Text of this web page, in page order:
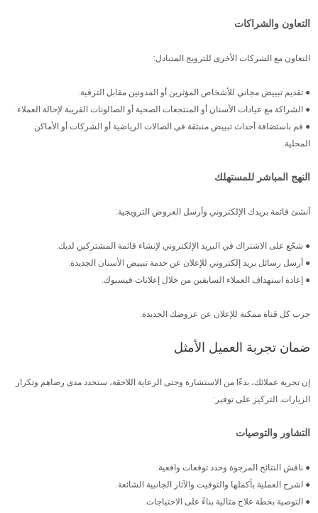
التعاون والشراكات
التعاون مع الشركات الأخرى للترويج المتبادل:
● تقديم تبييض مجاني للأشخاص المؤثرين أو المدونين مقابل الترقية.
● الشراكة مع عيادات الأسنان أو المنتجعات الصحية أو الصالونات القريبة لإحالة العملاء.
● قم باستضافة أحداث تبييض منبثقة في الصالات الرياضية أو الشركات أو الأماكن
المحلية.
النهج المباشر للمستهلك
أنشئ قائمة بريدك الإلكتروني وأرسل العروض الترويجية:
● شجّع على الاشتراك في البريد الإلكتروني لإنشاء قائمة المشتركين لديك.
● أرسل رسائل بريد إلكتروني للإعلان عن خدمة تبييض الأسنان الجديدة.
● إعادة استهداف العملاء السابقين من خلال إعلانات فيسبوك.
جرب كل قناة ممكنة للإعلان عن عروضك الجديدة.
ضمان تجربة العميل الأمثل
إن تجربة عملائك، بدءًا من الاستشارة وحتى الرعاية اللاحقة، ستحدد مدى رضاهم وتكرار
الزيارات. التركيز على توفير:
التشاور والتوصيات
● ناقش النتائج المرجوة وحدد توقعات واقعية.
● اشرح العملية بأكملها والتوقيت والآثار الجانبية الشائعة.
● التوصية بخطة علاج مثالية بناءً على الاحتياجات.